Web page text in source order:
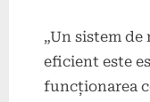
„Un sistem
eficient este
funcționarea